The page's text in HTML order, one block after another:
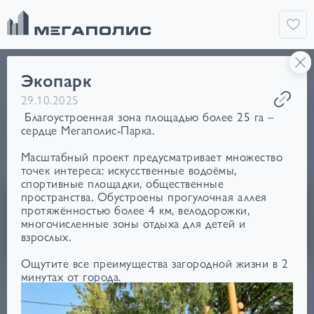
Экопарк
29.10.2025
Благоустроенная зона площадью более 25 га –
сердце Мегаполис-Парка.
Масштабный проект предусматривает множество
точек интереса: искусственные водоёмы,
спортивные площадки, общественные
пространства. Обустроены прогулочная аллея
протяжённостью более 4 км, велодорожки,
многочисленные зоны отдыха для детей и
взрослых.
Ощутите все преимущества загородной жизни в 2
минутах от города.
о доме
ПОЗИЦИЯ 51
Новый этап в развитии «Мегаполис-Парка» – высотный
дом с авторской архитектурой, максимально